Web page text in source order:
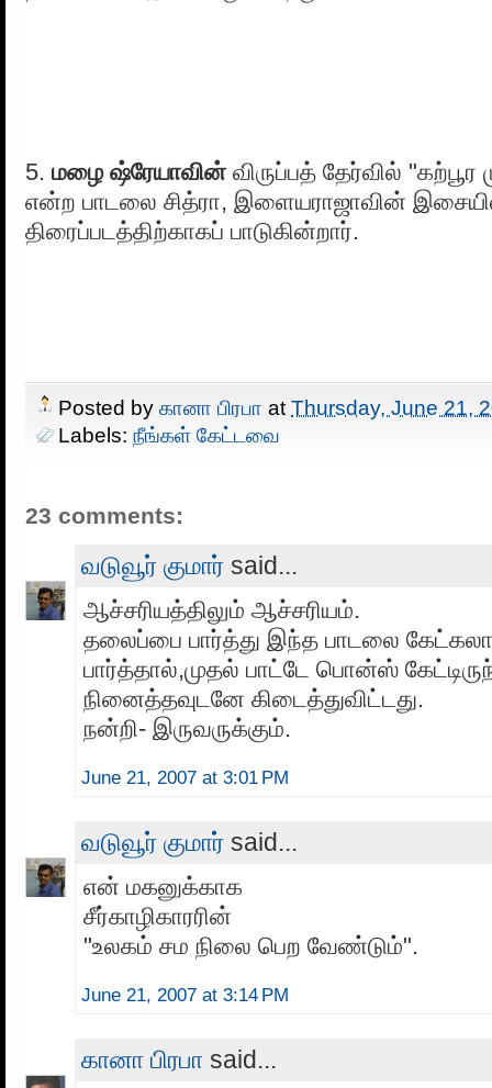
5. மழை ஷ்ரேயாவின்விருப்பத் தேர்வில்
என்ற பாடலை சித்ரா, இளையராஜாவின்
திரைப்படத்திற்காகப் பாடுகின்றார்.
Posted by கானா பிரபா at Thursday, June 21,
Labels: நீங்கள் கேட்டவை
23 comments:
வடுவூர் குமார் said...
ஆச்சரியத்திலும் ஆச்சரியம்.
தலைப்பை பார்த்து இந்த பாடலை
பார்த்தால்,முதல் பாட்டே பொன்ஸ்
நினைத்தவுடனே கிடைத்துவிட்டது.
நன்றி- இருவருக்கும்.
June 21, 2007 at 3:01 PM
வடுவூர் குமார் said...
என் மகனுக்காக
சீர்காழிகாரரின்
"உலகம் சம நிலை பெற வேண்டும்".
June 21, 2007 at 3:14 PM
கானா பிரபா said...